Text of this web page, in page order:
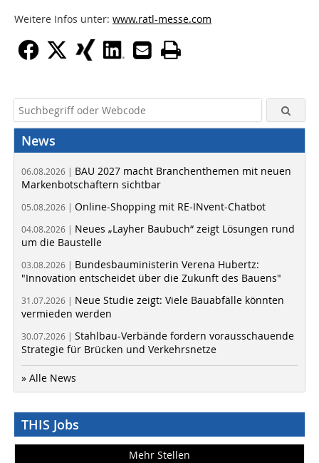
Weitere Infos unter: www.ratl-messe.com
News
06.08.2026 | BAU 2027 macht Branchenthemen mit neuen
Markenbotschaftern sichtbar
05.08.2026 | Online-Shopping mit RE-INvent-Chatbot
04.08.2026 | Neues „Layher Baubuch“ zeigt Lösungen rund
um die Baustelle
03.08.2026 | Bundesbauministerin Verena Hubertz:
"Innovation entscheidet über die Zukunft des Bauens"
31.07.2026 | Neue Studie zeigt: Viele Bauabfälle könnten
vermieden werden
30.07.2026 | Stahlbau-Verbände fordern vorausschauende
Strategie für Brücken und Verkehrsnetze
» Alle News
THIS Jobs
Mehr Stellen